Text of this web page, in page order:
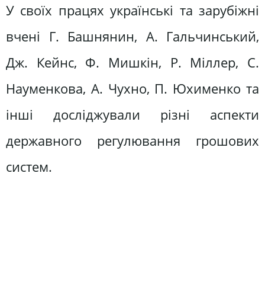
У своїх працях українські та зарубіжні
вчені Г. Башнянин, А. Гальчинський,
Дж. Кейнс, Ф. Мишкін, Р. Міллер, С.
Науменкова, А. Чухно, П. Юхименко та
інші досліджували різні аспекти
державного регулювання грошових
систем.